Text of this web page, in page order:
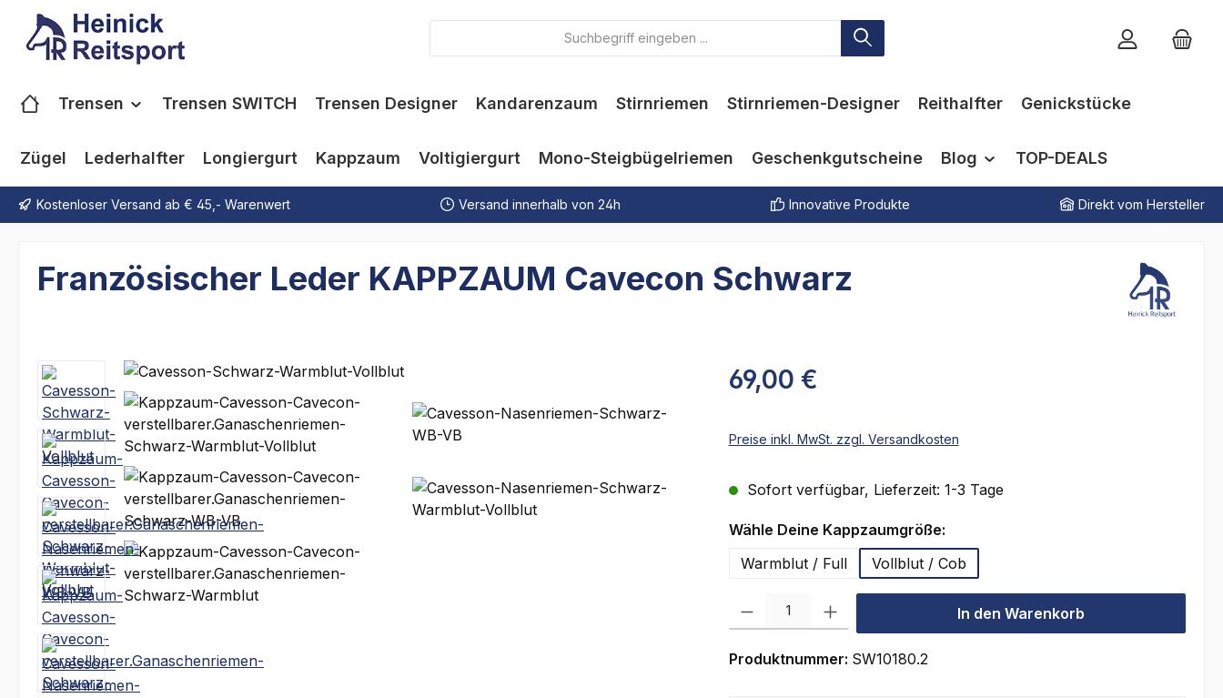
Hauptinhalt springen
Zur Suche springen
Zur Hauptnavigation springen
Trensen Trensen SWITCH Trensen Designer Kandarenzaum Stirnriemen Stirnriemen-Designer Reithalfter Genickstücke
Zügel Lederhalfter Longiergurt Kappzaum Voltigiergurt Mono-Steigbügelriemen Geschenkgutscheine Blog TOP-DEALS
Kostenloser Versand ab € 45,- Warenwert Versand innerhalb von 24h Innovative Produkte Direkt vom Hersteller
Französischer Leder KAPPZAUM Cavecon Schwarz
Bildergalerie überspringen 69,00 €
Preise inkl. MwSt. zzgl. Versandkosten
Sofort verfügbar, Lieferzeit: 1-3 Tage
Wähle Deine Kappzaumgröße:auswählen
Warmblut / Full
Vollblut / Cob
Produkt Anzahl: Gib den gewünschten Wert ein oder benutze die Schaltflächen
In den Warenkorb
Produktnummer: SW10180.2